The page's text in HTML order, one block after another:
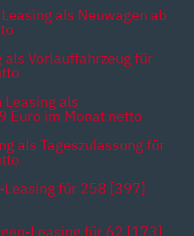
als Neuwagen ab
als Vorlauffahrzeug für
Leasing als
Euro im Monat netto
als Tageszulassung für
Leasing für 258 [397]
Leasing für 62 [173]